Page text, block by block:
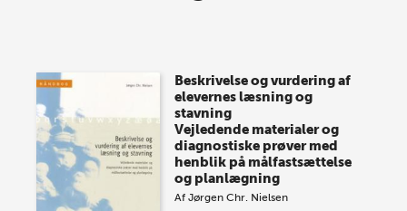
onsdag den 10. j…
Beskrivelse og vurdering af
elevernes læsning og
stavning
Vejledende materialer og
diagnostiske prøver med
henblik på målfastsættelse
og planlægning
AfJørgen Chr. Nielsen